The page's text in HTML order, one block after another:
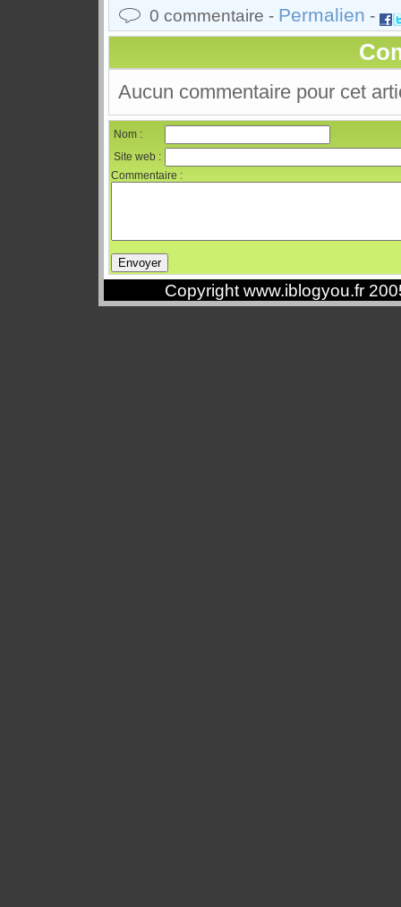
0 commentaire - Permalien -
Aucun commentaire pour cet
Nom :
Site web :
Commentaire :
Copyright www.iblogyou.fr